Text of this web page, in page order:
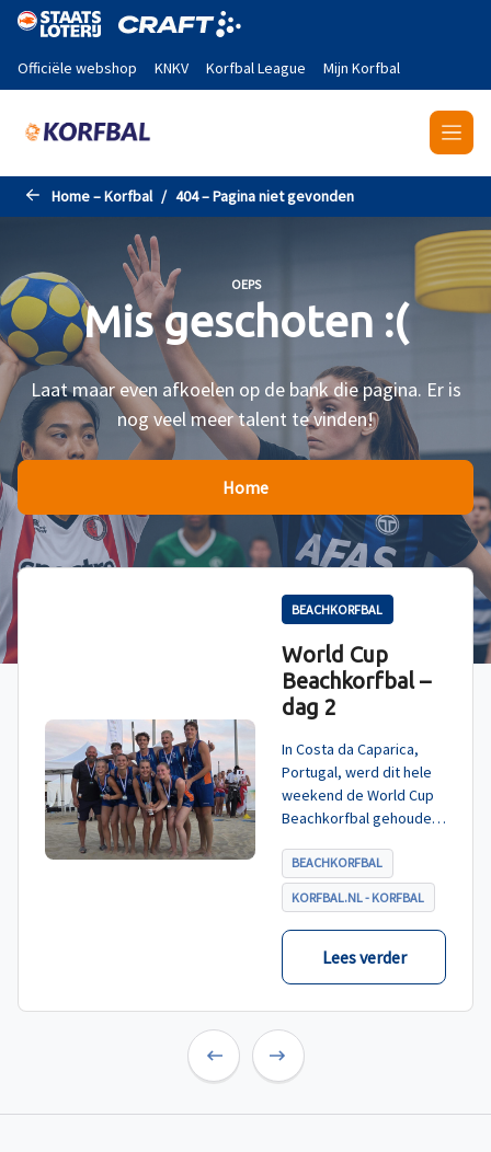
Naar de hoofdinhoud gaan
Officiële webshop KNKV Korfbal League Mijn Korfbal
Home – Korfbal 404 – Pagina niet gevonden
OEPS
Mis geschoten :(
Laat maar even afkoelen op de bank die pagina. Er is
nog veel meer talent te vinden!
Home
BEACHKORFBAL
World Cup
Beachkorfbal –
dag 2
In Costa da Caparica,
Portugal, werd dit hele
weekend de World Cup
Beachkorfbal gehouden.
tegen België, die
eindigde in shoot-outs,
was het Nederland dat
er met het goud vandoor
BEACHKORFBAL
KORFBAL.NL - KORFBAL
Lees verder